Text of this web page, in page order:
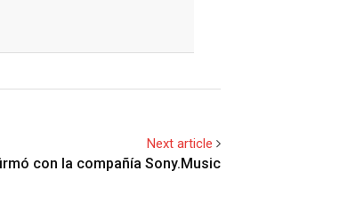
Next article
con la compañía Sony.Music